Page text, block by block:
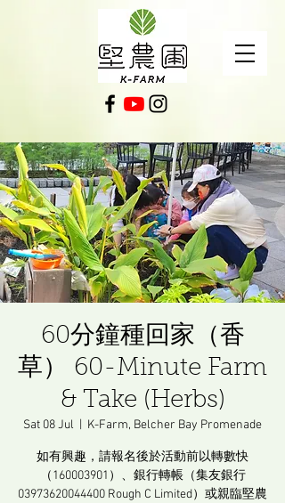
60分鐘種回家（香
草） 60-Minute Farm
& Take (Herbs)
Sat 08 Jul K-Farm, Belcher Bay Promenade
如有興趣，請報名後於活動前以轉數快
（160003901）、銀行轉帳（集友銀行
03973620044400 Rough C Limited）或親臨堅農